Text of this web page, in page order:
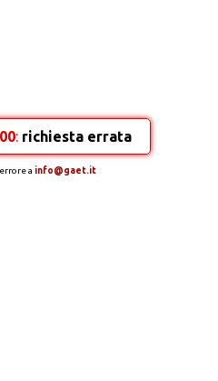
: richiesta errata
a info@gaet.it